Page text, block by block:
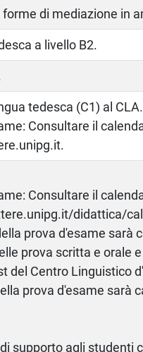
di mediazione in
a livello B2.
tedesca (C1) al CLA.
Consultare il
Consultare il
didattica/
prova d'esame sarà
prova scritta e orale
del Centro Linguistico
prova d'esame sarà
supporto agli studenti